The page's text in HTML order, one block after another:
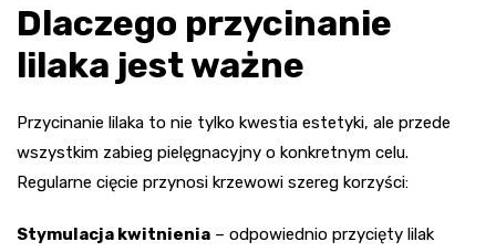
Dlaczego przycinanie
lilaka jest ważne
Przycinanie lilaka to nie tylko kwestia estetyki, ale przede
wszystkim zabieg pielęgnacyjny o konkretnym celu.
Regularne cięcie przynosi krzewowi szereg korzyści:
Stymulacja kwitnienia – odpowiednio przycięty lilak